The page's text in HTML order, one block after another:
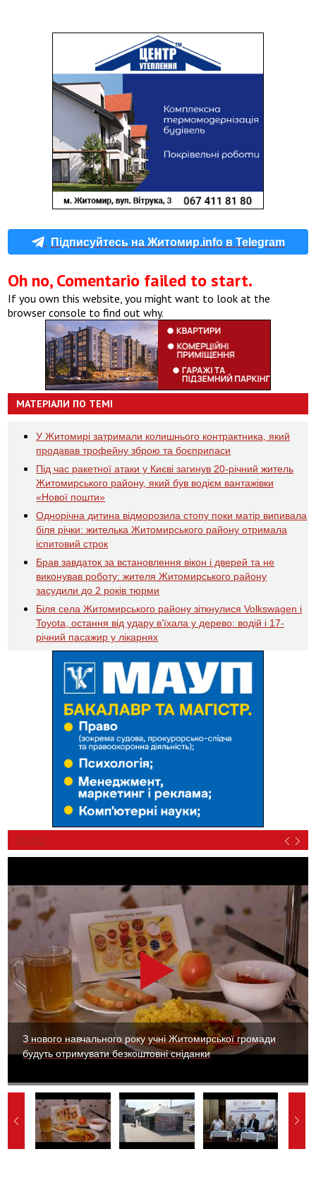
Підписуйтесь на Житомир.info в Telegram
Oh no, Comentario failed to start.
If you own this website, you might want to look at the
browser console to find out why.
МАТЕРІАЛИ ПО ТЕМІ
У Житомирі затримали колишнього контрактника, який
продавав трофейну зброю та боєприпаси
Під час ракетної атаки у Києві загинув 20-річний житель
Житомирського району, який був водієм вантажівки
«Нової пошти»
Однорічна дитина відморозила стопу поки матір випивала
біля річки: жителька Житомирського району отримала
іспитовий строк
Брав завдаток за встановлення вікон і дверей та не
виконував роботу: жителя Житомирського району
засудили до 2 років тюрми
Біля села Житомирського району зіткнулися Volkswagen і
Toyota, остання від удару вʼїхала у дерево: водій і 17-
річний пасажир у лікарнях
ВІДЕО
З нового навчального року учні Житомирської громади
будуть отримувати безкоштовні сніданки